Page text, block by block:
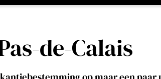
de-Calais